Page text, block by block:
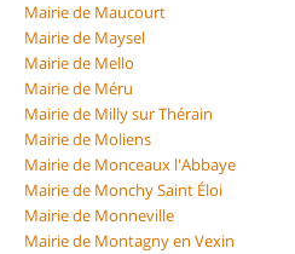
Mairie de Maucourt
Mairie de Maysel
Mairie de Mello
Mairie de Méru
Mairie de Milly sur Thérain
Mairie de Moliens
Mairie de Monceaux l'Abbaye
Mairie de Monchy Saint Éloi
Mairie de Monneville
Mairie de Montagny en Vexin